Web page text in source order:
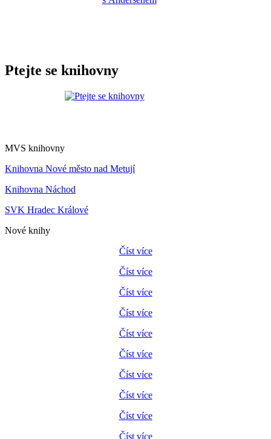
Ptejte se knihovny
MVS knihovny
Knihovna Nové město nad Metují
Knihovna Náchod
SVK Hradec Králové
Nové knihy
Číst více
Číst více
Číst více
Číst více
Číst více
Číst více
Číst více
Číst více
Číst více
Číst více